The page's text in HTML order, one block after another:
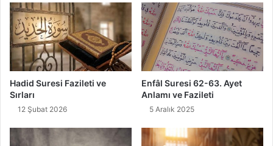
a
e
t
i
T
e
f
b
e
s
i
"
a
y
a
Hadid Suresi Fazileti ve
Sırları
12 Şubat 2026
Enfâl Suresi 62-63. Ayet
Anlamı ve Fazileti
5 Aralık 2025